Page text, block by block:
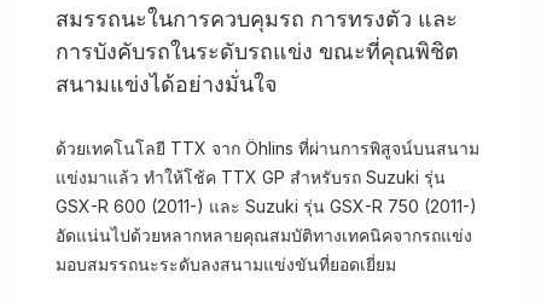
สมรรถนะในการควบคุมรถ การทรงตัว และ
การบังคับรถในระดับรถแข่ง ขณะที่คุณพิชิต
สนามแข่งได้อย่างมั่นใจ
ด้วยเทคโนโลยี TTX จาก Öhlins ที่ผ่านการพิสูจน์บนสนาม
แข่งมาแล้ว ทำให้โช้ค TTX GP สำหรับรถ Suzuki รุ่น
GSX-R 600 (2011-) และ Suzuki รุ่น GSX-R 750 (2011-)
อัดแน่นไปด้วยหลากหลายคุณสมบัติทางเทคนิคจากรถแข่ง
มอบสมรรถนะระดับลงสนามแข่งขันที่ยอดเยี่ยม